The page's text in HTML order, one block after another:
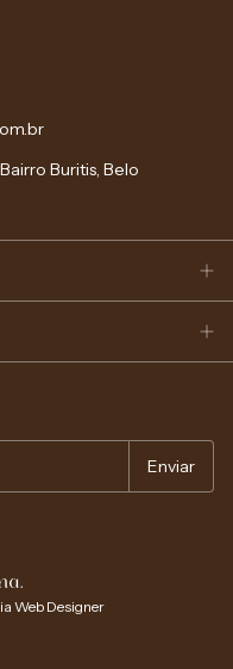
Buritis, Belo
Web Designer